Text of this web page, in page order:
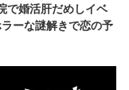
で婚活肝だめしイベ
ーな謎解きで恋の予